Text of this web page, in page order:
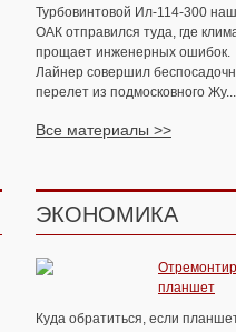
Турбовинтовой Ил-114-300
ОАК отправился туда, где
прощает инженерных ошибок.
Лайнер совершил
перелет из подмосковного Жу...
Все материалы >>
ЭКОНОМИКА
планшет
Куда обратиться, если